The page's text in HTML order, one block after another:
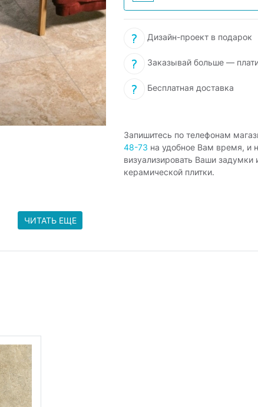
Дизайн-проект в подарок
Заказывай больше —
Бесплатная доставка
Запишитесь по телефонам
48-73 на удобное Вам время, и
визуализировать Ваши задумки
керамической плитки.
ЧИТАТЬ ЕЩЕ